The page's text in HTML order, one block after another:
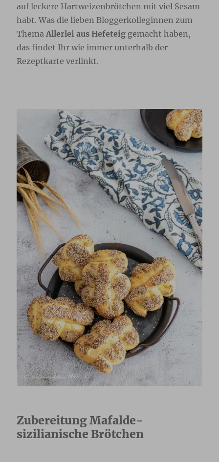
auf leckere Hartweizenbrötchen mit viel Sesam
habt. Was die lieben Bloggerkolleginnen zum
Thema Allerlei aus Hefeteig gemacht haben,
das findet Ihr wie immer unterhalb der
Rezeptkarte verlinkt.
Zubereitung Mafalde-
sizilianische Brötchen